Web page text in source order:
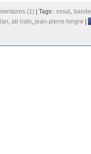
(1) | Tags : essai, bande
, ab irato, jean-pierre longre